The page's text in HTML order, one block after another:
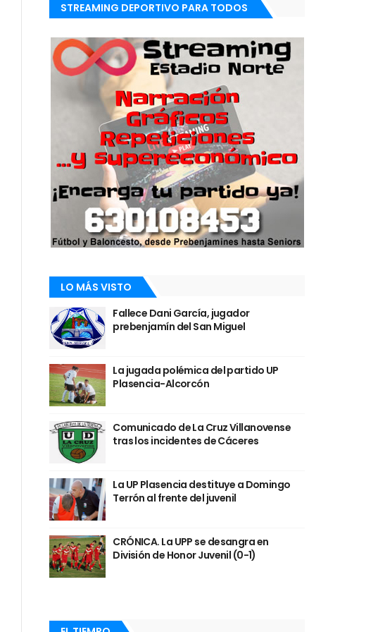
STREAMING DEPORTIVO PARA TODOS
LO MÁS VISTO
Fallece Dani García, jugador
prebenjamín del San Miguel
La jugada polémica del partido UP
Plasencia-Alcorcón
Comunicado de La Cruz Villanovense
tras los incidentes de Cáceres
La UP Plasencia destituye a Domingo
Terrón al frente del juvenil
CRÓNICA. La UPP se desangra en
División de Honor Juvenil (0-1)